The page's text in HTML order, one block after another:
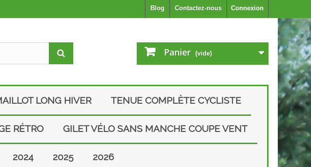
Connexion
Contactez-nous
Blog
Panier (vide)
LONG HIVER TENUE COMPLÈTE CYCLISTE
RÉTRO GILET VÉLO SANS MANCHE COUPE VENT
2024 2025 2026